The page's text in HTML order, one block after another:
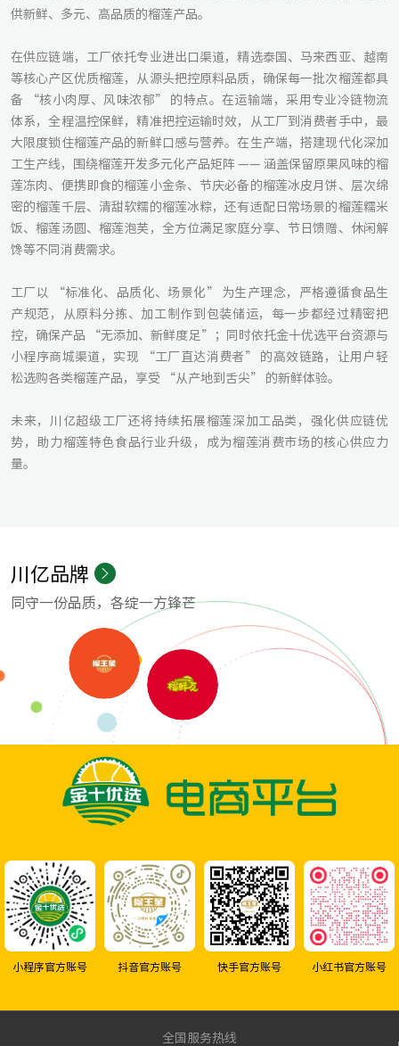
供新鲜、多元、高品质的榴莲产品。
在供应链端，工厂依托专业进出口渠道，精选泰国、马来西亚、越南
等核心产区优质榴莲，从源头把控原料品质，确保每一批次榴莲都具
备 “核小肉厚、风味浓郁” 的特点。在运输端，采用专业冷链物流
体系，全程温控保鲜，精准把控运输时效，从工厂到消费者手中，最
大限度锁住榴莲产品的新鲜口感与营养。在生产端，搭建现代化深加
工生产线，围绕榴莲开发多元化产品矩阵 —— 涵盖保留原果风味的榴
莲冻肉、便携即食的榴莲小金条、节庆必备的榴莲冰皮月饼、层次绵
密的榴莲千层、清甜软糯的榴莲冰粽，还有适配日常场景的榴莲糯米
饭、榴莲汤圆、榴莲泡芙，全方位满足家庭分享、节日馈赠、休闲解
馋等不同消费需求。
工厂以 “标准化、品质化、场景化” 为生产理念，严格遵循食品生
产规范，从原料分拣、加工制作到包装储运，每一步都经过精密把
控，确保产品 “无添加、新鲜度足”；同时依托金十优选平台资源与
小程序商城渠道，实现 “工厂直达消费者” 的高效链路，让用户轻
松选购各类榴莲产品，享受 “从产地到舌尖” 的新鲜体验。
未来，川亿超级工厂还将持续拓展榴莲深加工品类，强化供应链优
势，助力榴莲特色食品行业升级，成为榴莲消费市场的核心供应力
量。
川亿品牌
同守一份品质，各绽一方锋芒
小程序官方账号 抖音官方账号 快手官方账号 小红书官方账号
全国服务热线